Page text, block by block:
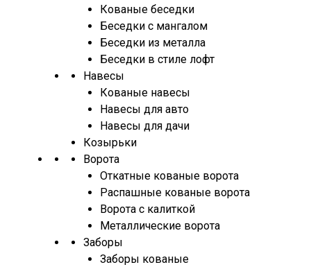
Кованые беседки
Беседки с мангалом
Беседки из металла
Беседки в стиле лофт
Навесы
Кованые навесы
Навесы для авто
Навесы для дачи
Козырьки
Ворота
Откатные кованые ворота
Распашные кованые ворота
Ворота с калиткой
Металлические ворота
Заборы
Заборы кованые